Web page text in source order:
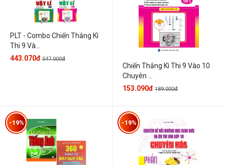
PLT - Combo Chiến Thắng Kì
Thi 9 Và...
443.070đ 547.000đ
Chiến Thắng Kì Thi 9 Vào 10
Chuyên ...
153.090đ 189.000đ
-19% -19%